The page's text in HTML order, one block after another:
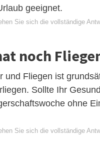
geeignet.
Sie sich die vollständige
noch
und Fliegen ist
Sollte Ihr
ohne
Sie sich die vollständige